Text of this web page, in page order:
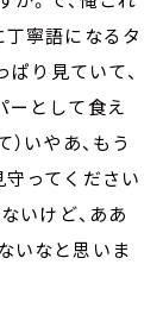
寧語になるタ
ぱり見ていて、
ーとして食え
いやあ、もう
ってください
いけど、ああ
いなと思いま